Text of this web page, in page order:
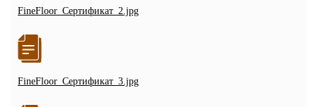
FineFloor_Сертификат_2.jpg
FineFloor_Сертификат_3.jpg